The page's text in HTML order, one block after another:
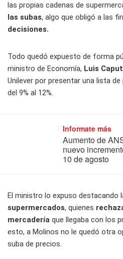
las propias cadenas de
las subas, algo que obligó a las
decisiones.
Todo quedó expuesto de forma
ministro de Economía, Luis
Unilever por presentar una lista
del 9% al 12%.
Informate más
Aumento de
nuevo
10 de agosto
El ministro lo expuso destacando
supermercados, quienes
mercadería que llegaba con los
esto, a Molinos no le quedó otra
suba de precios.